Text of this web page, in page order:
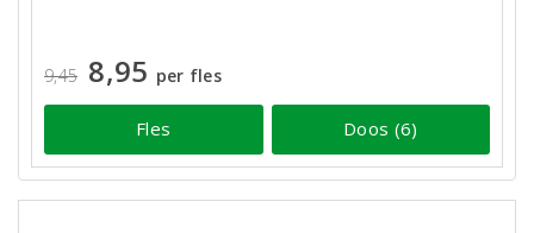
9,45 8,95 per fles
Fles Doos (6)